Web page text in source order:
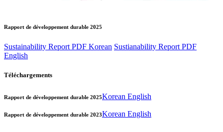
Rapport de développement durable 2025
Sustainability Report PDF Korean Sustianability Report PDF
English
Téléchargements
Rapport de développement durable 2025Korean English
Rapport de développement durable 2023Korean English